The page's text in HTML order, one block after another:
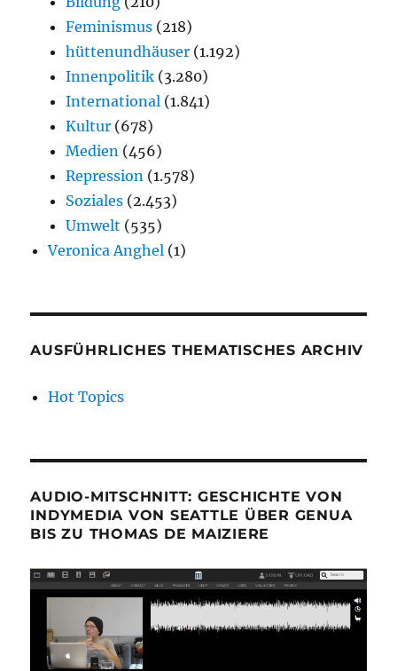
Feminismus (218)
hüttenundhäuser (1.192)
Innenpolitik (3.280)
International (1.841)
Kultur (678)
Medien (456)
Repression (1.578)
Soziales (2.453)
Umwelt (535)
Veronica Anghel (1)
AUSFÜHRLICHES THEMATISCHES ARCHIV
Hot Topics
AUDIO-MITSCHNITT: GESCHICHTE VON
INDYMEDIA VON SEATTLE ÜBER GENUA
BIS ZU THOMAS DE MAIZIERE